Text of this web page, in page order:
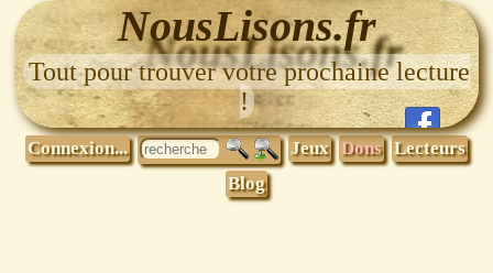
NousLisons.fr
Tout pour trouver votre prochaine lecture
!
Connexion... Jeux Dons Lecteurs
Blog